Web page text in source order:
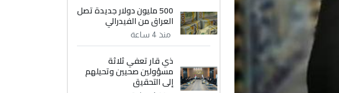
500 مليون دولار جديدة تصل
العراق من الفيدرالي
منذ 4 ساعة
ذي قار تعفي ثلاثة
مسؤولين صحيين وتحيلهم
إلى التحقيق